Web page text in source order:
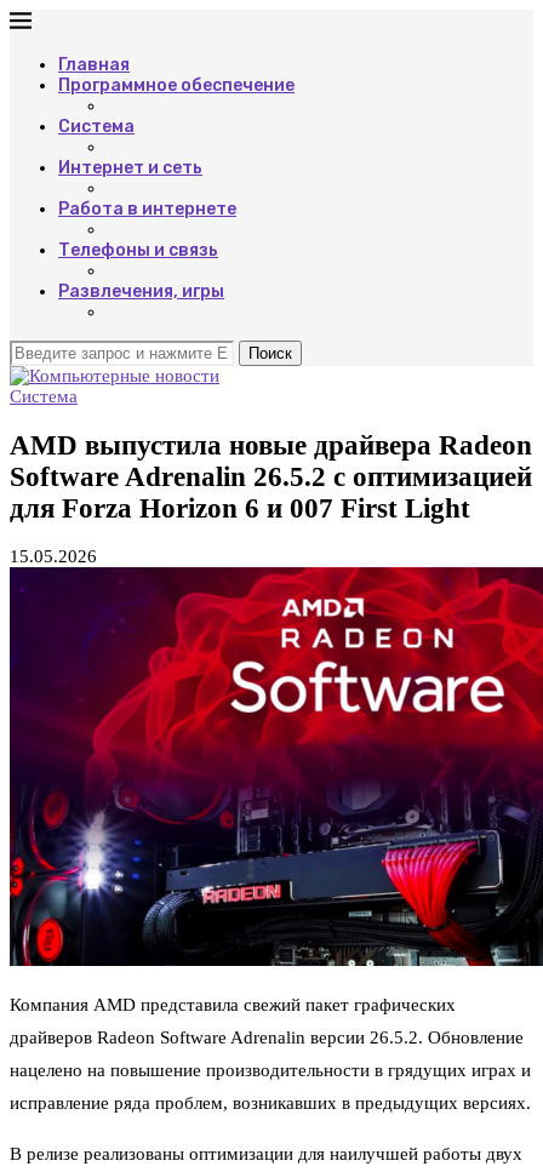
Главная
Программное обеспечение
Система
Интернет и сеть
Работа в интернете
Телефоны и связь
Развлечения, игры
Поиск
Система
AMD выпустила новые драйвера Radeon
Software Adrenalin 26.5.2 с оптимизацией
для Forza Horizon 6 и 007 First Light
15.05.2026
Компания AMD представила свежий пакет графических
драйверов Radeon Software Adrenalin версии 26.5.2. Обновление
нацелено на повышение производительности в грядущих играх и
исправление ряда проблем, возникавших в предыдущих версиях.
В релизе реализованы оптимизации для наилучшей работы двух